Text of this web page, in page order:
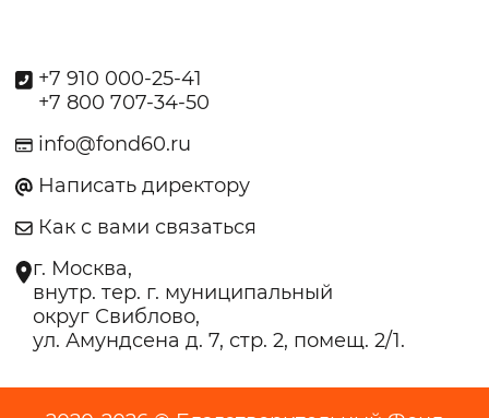
+7 910 000-25-41
+7 800 707-34-50
info@fond60.ru
Написать директору
Как с вами связаться
г. Москва,
внутр. тер. г. муниципальный
округ Свиблово,
ул. Амундсена д. 7, стр. 2, помещ. 2/1.